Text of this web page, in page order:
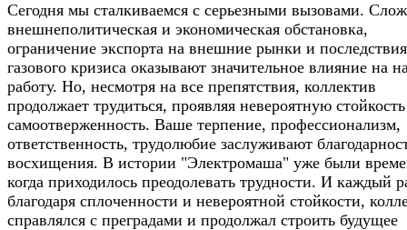
Сегодня мы сталкиваемся с серьезными вызовами.
внешнеполитическая и экономическая обстановка,
ограничение экспорта на внешние рынки и последствия
газового кризиса оказывают значительное влияние на
работу. Но, несмотря на все препятствия, коллектив
продолжает трудиться, проявляя невероятную
самоотверженность. Ваше терпение, профессионализм,
ответственность, трудолюбие заслуживают
восхищения. В истории "Электромаша" уже были
когда приходилось преодолевать трудности. И каждый
благодаря сплоченности и невероятной стойкости,
справлялся с преградами и продолжал строить будущее